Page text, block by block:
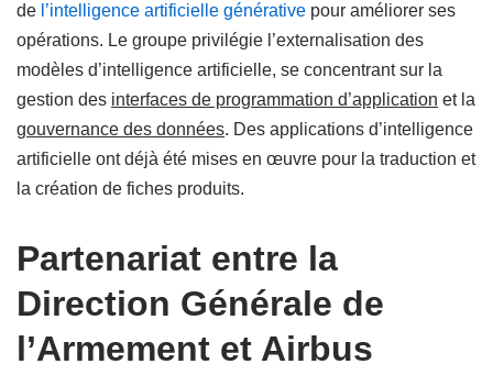
de l’intelligence artificielle générative pour améliorer ses
opérations. Le groupe privilégie l’externalisation des
modèles d’intelligence artificielle, se concentrant sur la
gestion des interfaces de programmation d’application et la
gouvernance des données. Des applications d’intelligence
artificielle ont déjà été mises en œuvre pour la traduction et
la création de fiches produits.
Partenariat entre la
Direction Générale de
l’Armement et Airbus